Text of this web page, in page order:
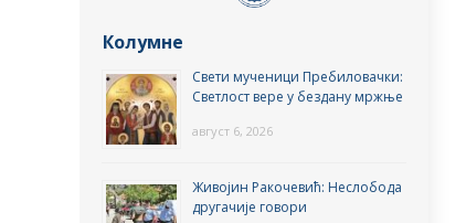
Колумне
Свети мученици Пребиловачки:
Светлост вере у бездану мржње
август 6, 2026
Живојин Ракочевић: Неслобода
другачије говори